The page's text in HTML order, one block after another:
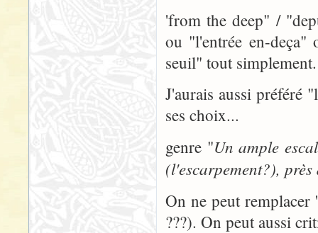
'from the deep" /
ou "l'entrée en-
seuil" tout simplement.
J'aurais aussi préféré
ses choix...
genre "Un ample
(l'escarpement?), près
On ne peut
???). On peut aussi